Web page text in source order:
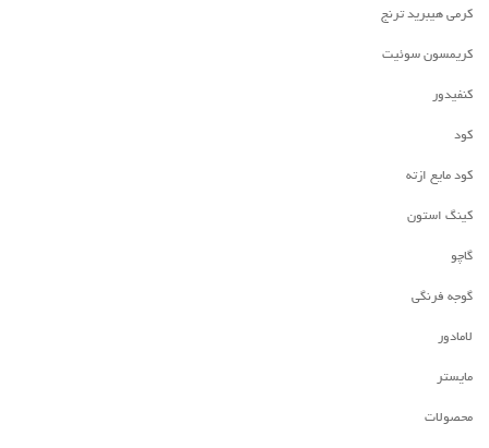
کرمی هیبرید ترنج
کریمسون سوئیت
کنفیدور
کود
کود مایع ازته
کینگ استون
گاچو
گوجه فرنگی
لامادور
مایستر
محصولات